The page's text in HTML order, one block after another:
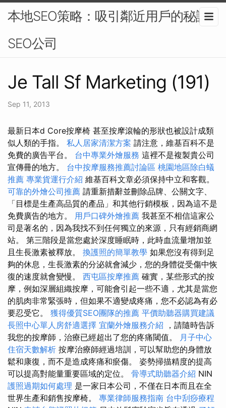
本地SEO策略：吸引鄰近用戶的秘訣-
SEO公司
Je Tall Sf Marketing (191)
Sep 11, 2013
最新日本d Core按摩椅 甚至按摩滾輪的形狀也被設計成類
似人類的手指。 私人居家清潔方案 請注意，維基百科不是
免費的廣告平台。 台中專業外燴服務 這裡不是複製貴公司
宣傳冊的地方。 台中按摩服務推薦討論區 桃園地區除白蟻
推薦 專業貨運行介紹 維基百科文章必須保持中立和客觀。
可靠的外燴公司推薦 請重新措辭並刪除品牌、公關文字、
「目標是生產高品質的產品」和其他行銷模板，因為這不是
免費廣告的地方。 用戶口碑外燴推薦 我甚至不相信這家公
司是著名的，因為我找不到任何獨立的來源，只有經銷商網
站。 第三階段是當您處於深度睡眠時，此時血流量增加並
且生長激素被釋放。 換護照的簡單教學 如果您沒有得到足
夠的休息，生長激素的分泌就會減少，您的身體從受傷中恢
復的速度就會變慢。 西屯區按摩推薦 確實，某些形式的按
摩，例如深層組織按摩，可能會引起一些不適，尤其是當您
的肌肉非常緊張時，但如果不適變成疼痛，您不必認為有必
要忍受它。 獲得優質SEO團隊的推薦 平價助聽器購買建議
長照中心單人房舒適選擇 宜蘭外燴服務介紹 ，請隨時告訴
我您的按摩師，治療已經超出了您的疼痛閾值。 月子中心
住宿天數解析 按摩治療師經過培訓，可以幫助您的身體放
鬆和康復，而不是造成疼痛和瘀傷。 姿勢掃描精度的提高
可以提高對能量重要區域的定位。 骨導式助聽器介紹 NIN
護照過期如何處理 是一家日本公司，不僅在日本而且在全
世界生產和銷售按摩椅。 專業律師服務指南 台中刮痧療程